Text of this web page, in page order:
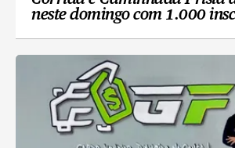
neste domingo com 1.000